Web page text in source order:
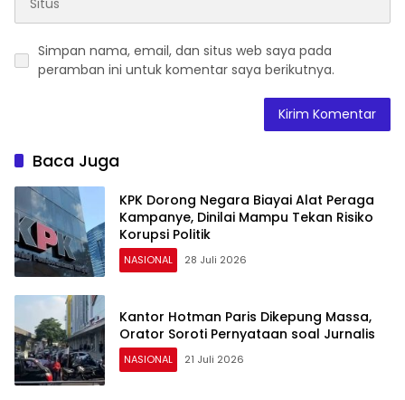
Simpan nama, email, dan situs web saya pada
peramban ini untuk komentar saya berikutnya.
Baca Juga
KPK Dorong Negara Biayai Alat Peraga
Kampanye, Dinilai Mampu Tekan Risiko
Korupsi Politik
NASIONAL 28 Juli 2026
Kantor Hotman Paris Dikepung Massa,
Orator Soroti Pernyataan soal Jurnalis
NASIONAL 21 Juli 2026